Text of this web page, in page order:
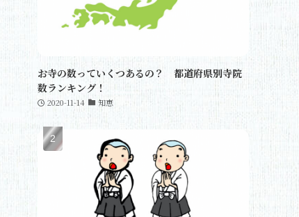
お寺の数っていくつあるの？ 都道府県別寺院
数ランキング！
2020-11-14 知恵